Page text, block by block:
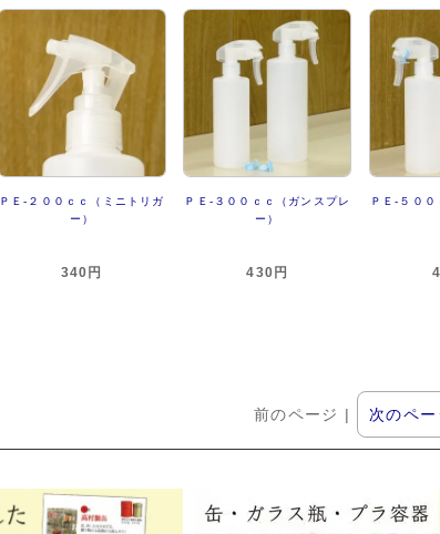
ＰＥ-２００ｃｃ（ミニトリガ
ー）
340円
ＰＥ-３００ｃｃ（ガンスプレ
ー）
430円
ＰＥ-５００
前のページ | 次のペー